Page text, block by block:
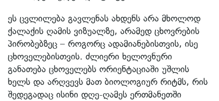
ეს ცვლილება გავლენას ახდენს არა მხოლოდ
ქალაქის ღამის ვიზუალზე, არამედ ცხოვრების
პირობებზეც – როგორც ადამიანებისთვის, ისე
ცხოველებისთვის. ძლიერი ხელოვნური
განათება ცხოველებს ორიენტაციაში უშლის
ხელს და არღვევს მათ ბიოლოგიურ რიტმს, რის
შედეგადაც ისინი დღე-ღამეს ერთმანეთში